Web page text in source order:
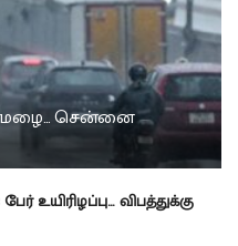
சென்னை
உயிரிழப்பு… விபத்துக்கு